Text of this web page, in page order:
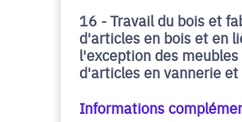
16 - Travail du bois et
d'articles en bois et en
l'exception des
d'articles en vannerie
Informations